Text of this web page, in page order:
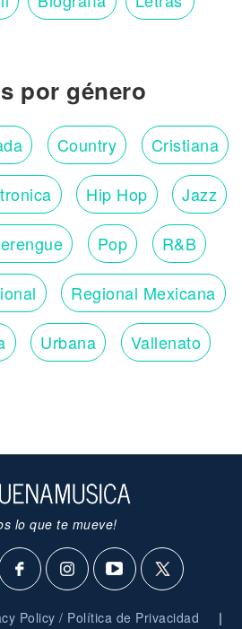
por género
Country Cristiana
Hip Hop Jazz
Pop R&B
Regional Mexicana
Urbana Vallenato
lo que te mueve!
Policy / Política de Privacidad |